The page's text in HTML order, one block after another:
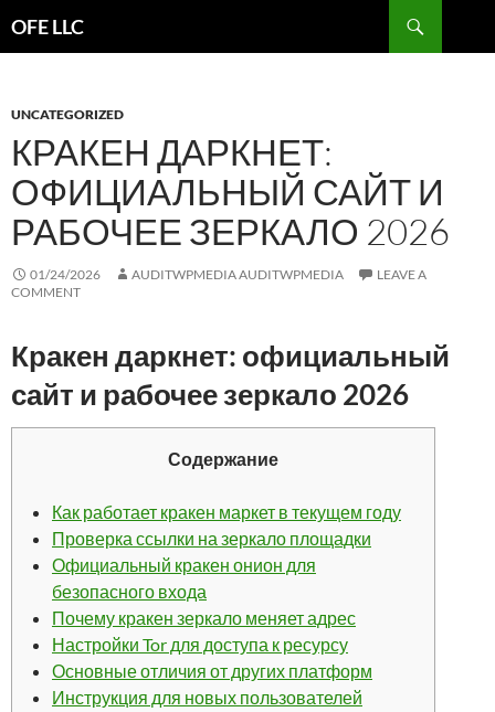
OFE LLC
UNCATEGORIZED
КРАКЕН ДАРКНЕТ:
ОФИЦИАЛЬНЫЙ САЙТ И
РАБОЧЕЕ ЗЕРКАЛО 2026
01/24/2026 AUDITWPMEDIA AUDITWPMEDIA
LEAVE A
COMMENT
Кракен даркнет: официальный
сайт и рабочее зеркало 2026
Содержание
Как работает кракен маркет в текущем году
Проверка ссылки на зеркало площадки
Официальный кракен онион для
безопасного входа
Почему кракен зеркало меняет адрес
Настройки Tor для доступа к ресурсу
Основные отличия от других платформ
Инструкция для новых пользователей